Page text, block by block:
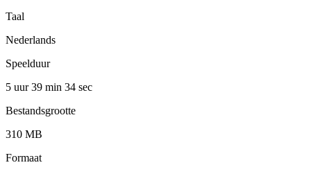
Taal
Nederlands
Speelduur
5 uur 39 min 34 sec
Bestandsgrootte
310 MB
Formaat